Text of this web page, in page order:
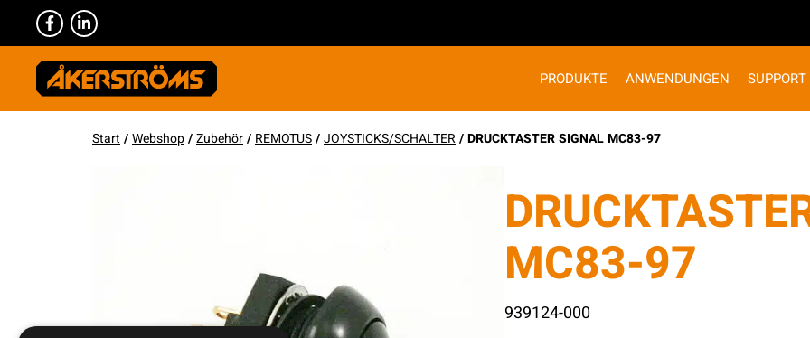
PRODUKTE ANWENDUNGEN SUPPORT
Start /Webshop/Zubehör/ REMOTUS/JOYSTICKS/SCHALTER/ DRUCKTASTER SIGNAL MC83-97
MC83-97
939124-000